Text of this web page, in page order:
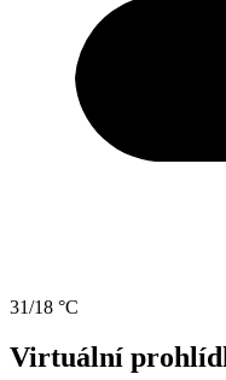
31/18 °C
Virtuální